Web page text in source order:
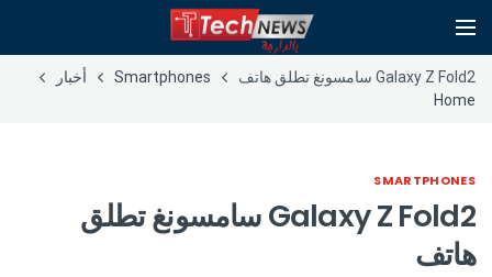
Galaxy Z Fold2 سامسونغ تطلق هاتف Smartphones
أخبار
Home
SMARTPHONES
Galaxy Z Fold2 سامسونغ تطلق
هاتف